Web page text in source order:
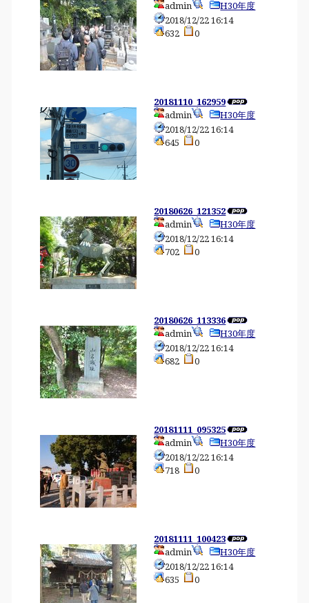
admin
H30年度
2018/12/22 16:14
632
0
20181110_162959
admin
H30年度
2018/12/22 16:14
645
0
20180626_121352
admin
H30年度
2018/12/22 16:14
702
0
20180626_113336
admin
H30年度
2018/12/22 16:14
682
0
20181111_095325
admin
H30年度
2018/12/22 16:14
718
0
20181111_100423
admin
H30年度
2018/12/22 16:14
635
0